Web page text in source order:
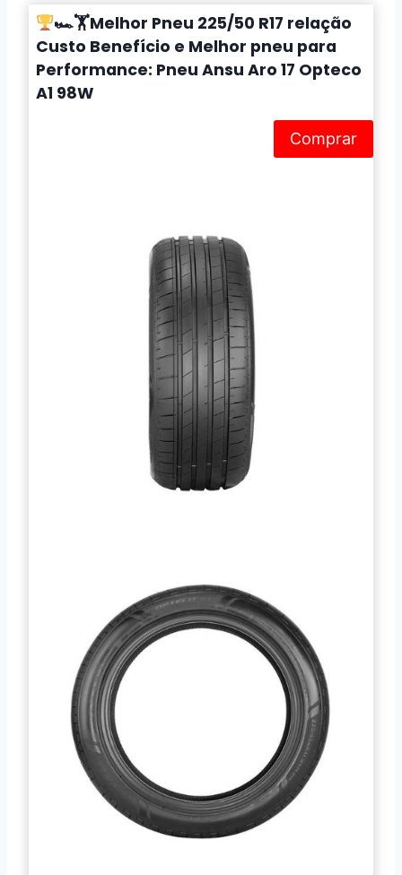
🏎🏋Melhor Pneu 225/50 R17 relação
Custo Benefício e Melhor pneu para
Performance: Pneu Ansu Aro 17 Opteco
A1 98W
Comprar